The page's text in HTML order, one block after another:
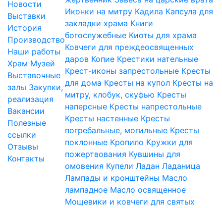
Новости
Выставки
История
Производство
Наши работы
Храм Музей
Выставочные
залы Закупки,
реализация
Вакансии
Полезные
ссылки
Отзывы
Контакты
Иконки на митру Кадила Капсула для
закладки храма Книги
богослужебные Киоты для храма
Ковчеги для преждеосвященных
даров Копие Крестики нательные
Крест-иконы запрестольные Кресты
для дома Кресты на купол Кресты на
митру, клобук, скуфью Кресты
наперсные Кресты напрестольные
Кресты настенные Кресты
погребальные, могильные Кресты
поклонные Кропило Кружки для
пожертвования Кувшины для
омовения Купели Ладан Ладаница
Лампады и кронштейны Масло
лампадное Масло освященное
Мощевики и ковчеги для святых